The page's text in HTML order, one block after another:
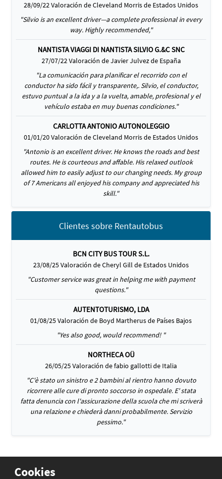
Cookies
28/09/22 Valoración de Cleveland Morris de Estados Unidos
"Silvio is an excellent driver—a complete professional in every
way. Highly recommended,"
NANTISTA VIAGGI DI NANTISTA SILVIO G.&C SNC
27/07/22 Valoración de Javier Julvez de España
"La comunicación para planificar el recorrido con el
conductor ha sido fácil y transparente,. Silvio, el conductor,
estuvo puntual a la ida y a la vuelta, amable, profesional y el
vehículo estaba en muy buenas condiciones."
CARLOTTA ANTONIO AUTONOLEGGIO
01/01/20 Valoración de Cleveland Morris de Estados Unidos
"Antonio is an excellent driver. He knows the roads and best
routes. He is courteous and affable. His relaxed outlook
allowed him to easily adjust to our changing needs. My group
of 7 Americans all enjoyed his company and appreciated his
skill."
Clientes sobre Rentautobus
BCN CITY BUS TOUR S.L.
23/08/25 Valoración de Cheryl Gill de Estados Unidos
"Customer service was great in helping me with payment
questions."
AUTENTOTURISMO, LDA
01/08/25 Valoración de Boyd Martherus de Países Bajos
"Yes also good, would recommend! "
NORTHECA OÜ
26/05/25 Valoración de fabio gallotti de Italia
"C'è stato un sinistro e 2 bambini al rientro hanno dovuto
ricorrere alle cure di pronto soccorso in ospedale. E' stata
fatta denuncia con l'assicurazione della scuola che mi scriverà
una relazione e chiederà danni probabilmente. Servizio
pessimo."